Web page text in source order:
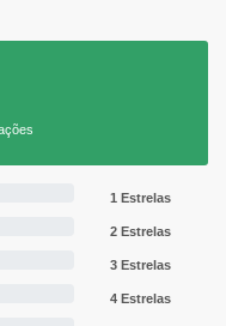
1 Estrelas
2 Estrelas
3 Estrelas
4 Estrelas